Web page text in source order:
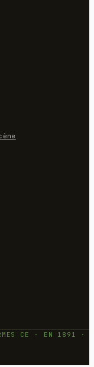
CE · EN 1891 ·